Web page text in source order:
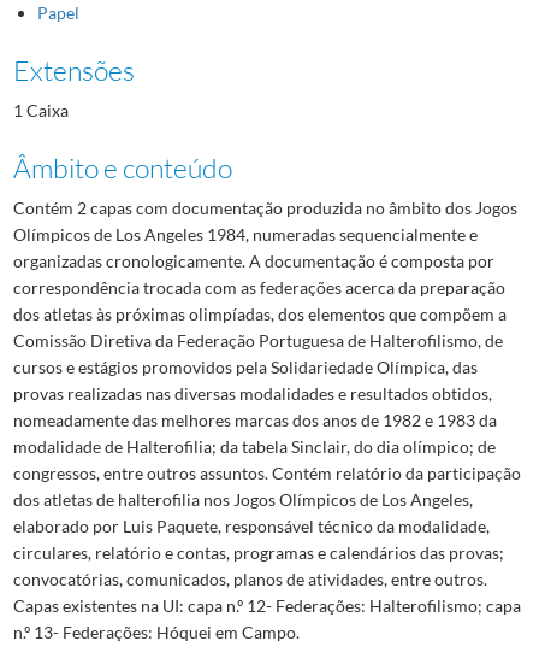
Papel
Extensões
1 Caixa
Âmbito e conteúdo
Contém 2 capas com documentação produzida no âmbito dos Jogos
Olímpicos de Los Angeles 1984, numeradas sequencialmente e
organizadas cronologicamente. A documentação é composta por
correspondência trocada com as federações acerca da preparação
dos atletas às próximas olimpíadas, dos elementos que compõem a
Comissão Diretiva da Federação Portuguesa de Halterofilismo, de
cursos e estágios promovidos pela Solidariedade Olímpica, das
provas realizadas nas diversas modalidades e resultados obtidos,
nomeadamente das melhores marcas dos anos de 1982 e 1983 da
modalidade de Halterofilia; da tabela Sinclair, do dia olímpico; de
congressos, entre outros assuntos. Contém relatório da participação
dos atletas de halterofilia nos Jogos Olímpicos de Los Angeles,
elaborado por Luis Paquete, responsável técnico da modalidade,
circulares, relatório e contas, programas e calendários das provas;
convocatórias, comunicados, planos de atividades, entre outros.
Capas existentes na UI: capa n.º 12- Federações: Halterofilismo; capa
n.º 13- Federações: Hóquei em Campo.